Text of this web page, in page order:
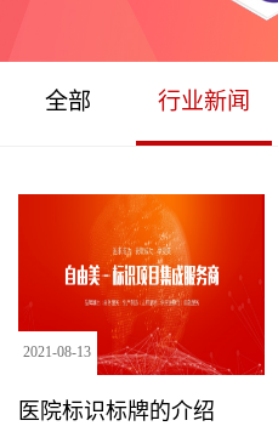
全部 行业新闻
2021-08-13
医院标识标牌的介绍